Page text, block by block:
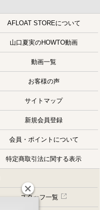
AFLOAT STOREについて
山口夏実のHOWTO動画
動画一覧
お客様の声
サイトマップ
新規会員登録
会員・ポイントについて
特定商取引法に関する表示
スタッフ一覧